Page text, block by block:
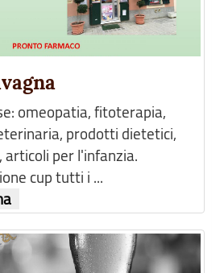
omeopatia, fitoterapia,
prodotti dietetici,
per l'infanzia.
cup tutti i ...